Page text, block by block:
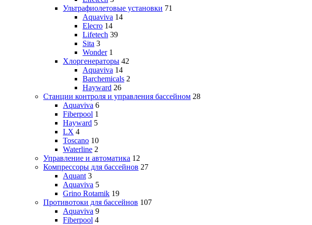
Ультрафиолетовые установки 71
Aquaviva 14
Elecro 14
Lifetech 39
Sita 3
Wonder 1
Хлоргенераторы 42
Aquaviva 14
Barchemicals 2
Hayward 26
Станции контроля и управления бассейном 28
Aquaviva 6
Fiberpool 1
Hayward 5
LX 4
Toscano 10
Waterline 2
Управление и автоматика 12
Компрессоры для бассейнов 27
Aquant 3
Aquaviva 5
Grino Rotamik 19
Противотоки для бассейнов 107
Aquaviva 9
Fiberpool 4